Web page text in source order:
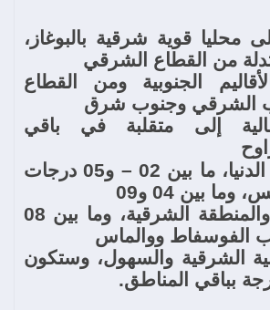
محليا قوية شرقية بالبوغاز،
من القطاع الشرقي
الجنوبية ومن القطاع
الشرقي وجنوب شرق
إلى متقلبة في باقي
درجات الحرارة الدنيا، ما بين 02 – و05 درجات
بين 04 و09
درجات بالريف والمنطقة الشرقية، وما بين 08
الشرقية والسهول، وستكون
.